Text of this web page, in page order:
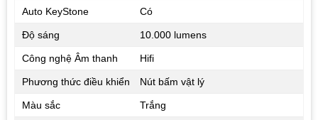
Auto KeyStone Có
Độ sáng 10.000 lumens
Công nghệ Âm thanh Hifi
Phương thức điều khiển Nút bấm vật lý
Màu sắc Trắng